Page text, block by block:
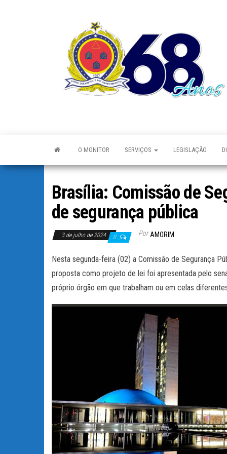
O MONITOR SERVIÇOS LEGISLAÇÃO
Brasília: Comissão de
de segurança pública
3 de julho de 2024 0 Por AMORIM
Nesta segunda-feira (02) a Comissão de Segurança
proposta como projeto de lei foi apresentada pelo
próprio órgão em que trabalham ou em celas